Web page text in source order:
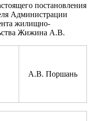
постановления
Администрации
жилищно-
Жижина А.В.
А.В. Поршань